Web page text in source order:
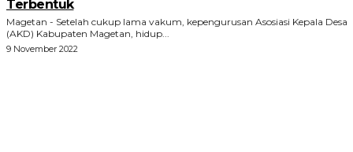
Terbentuk
Magetan - Setelah cukup lama vakum, kepengurusan Asosiasi Kepala Desa
(AKD) Kabupaten Magetan, hidup...
9 November 2022